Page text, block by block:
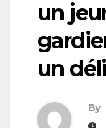
un
un
By